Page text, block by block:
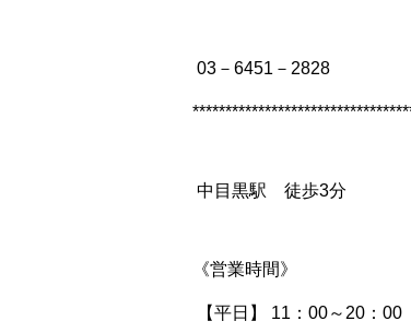
03－6451－2828
中目黒駅 徒歩3分
《営業時間》
【平日】 11：00～20：00